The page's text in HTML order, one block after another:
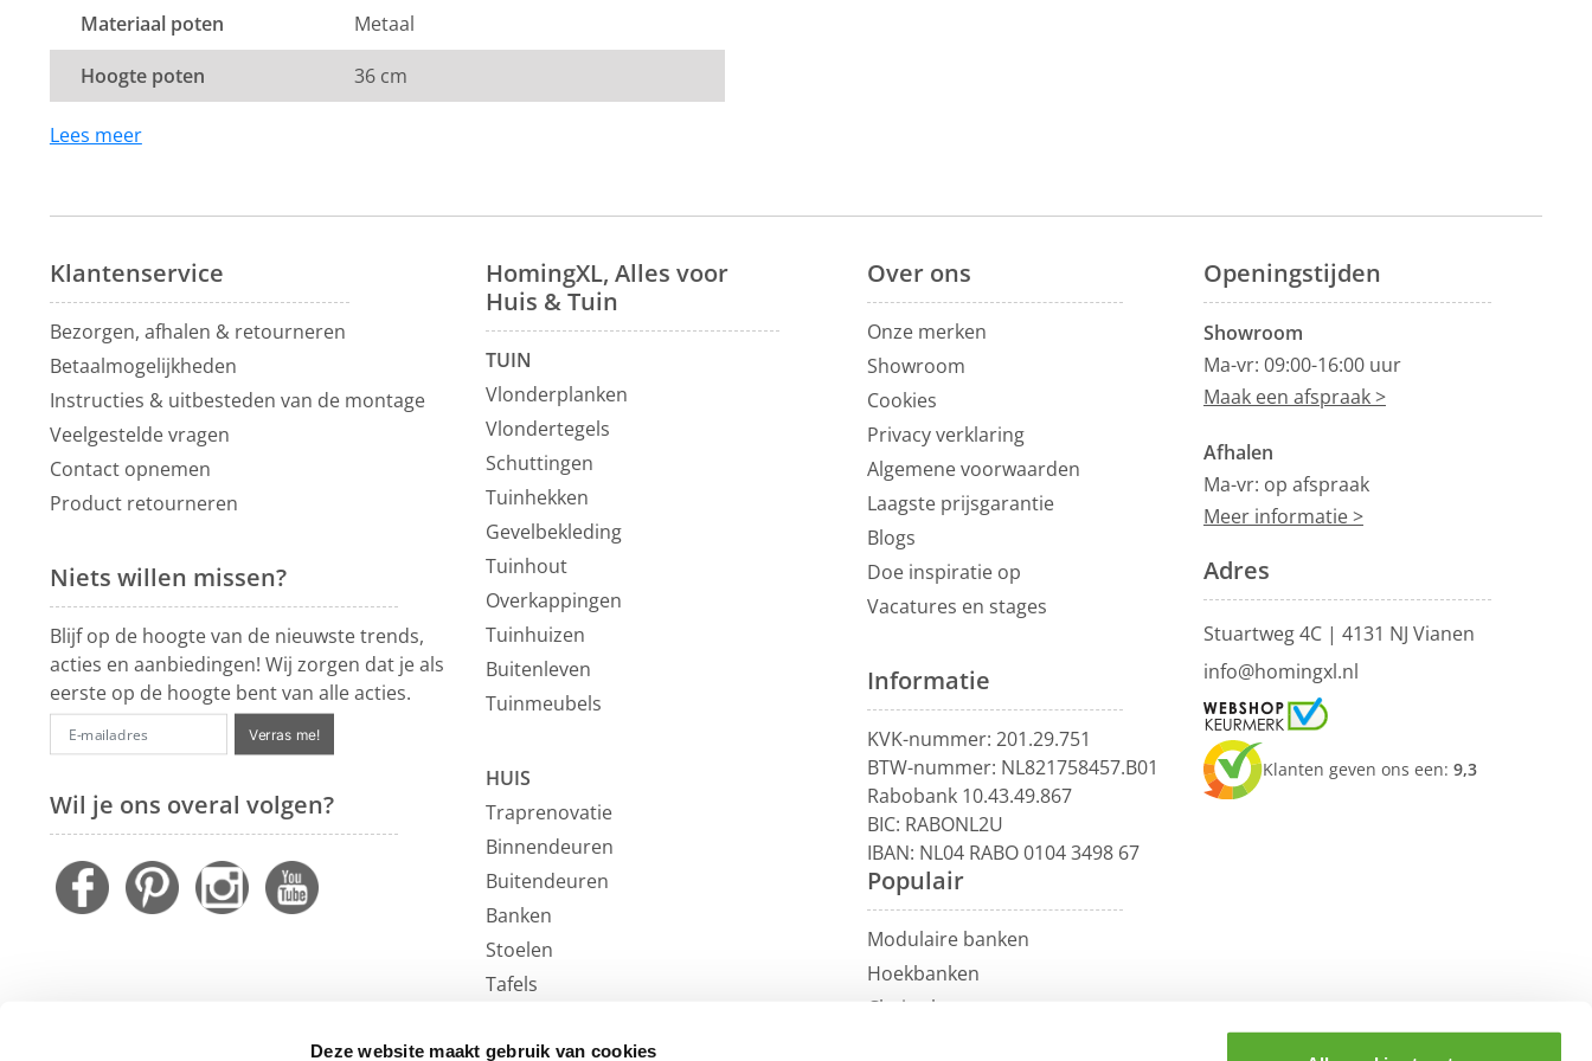
Deze website maakt gebruik van cookies
De bank wordt compleet in één pakket geleverd. Er hoeft geen verdere
montage plaats te vinden.
Dit product valt onder de categorieeetkamerbanken recht. Bij ons
profiteer je altijd van de laagste prijsgarantie op al onze
Materiaal poten
Metaal
Hoogte poten
36 cm
Lees meer
Klantenservice
Bezorgen, afhalen & retourneren
Betaalmogelijkheden
Instructies & uitbesteden van de montage
Veelgestelde vragen
Contact opnemen
Product retourneren
Niets willen missen?
Blijf op de hoogte van de nieuwste trends,
acties en aanbiedingen! Wij zorgen dat je als
eerste op de hoogte bent van alle acties.
Verras me!
Wil je ons overal volgen?
HomingXL, Alles voor
Huis & Tuin
TUIN
Vlonderplanken
Vlondertegels
Schuttingen
Tuinhekken
Gevelbekleding
Tuinhout
Overkappingen
Tuinhuizen
Buitenleven
Tuinmeubels
HUIS
Traprenovatie
Binnendeuren
Buitendeuren
Banken
Stoelen
Tafels
Vloeren
Over ons
Onze merken
Showroom
Cookies
Privacy verklaring
Algemene voorwaarden
Laagste prijsgarantie
Blogs
Doe inspiratie op
Vacatures en stages
Informatie
KVK-nummer: 201.29.751
BTW-nummer: NL821758457.B01
Rabobank 10.43.49.867
BIC: RABONL2U
IBAN: NL04 RABO 0104 3498 67
Populair
Modulaire banken
Hoekbanken
Chaise longue
Openingstijden
Showroom
Ma-vr: 09:00-16:00 uur
Maak een afspraak >
Afhalen
Ma-vr: op afspraak
Meer informatie >
Adres
Stuartweg 4C | 4131 NJ Vianen
info@homingxl.nl
Klanten geven ons een: 9,3